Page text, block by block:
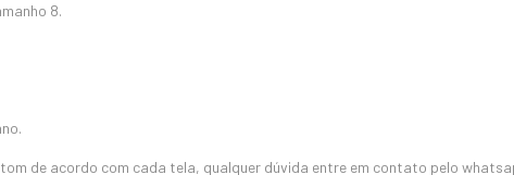
8.
de acordo com cada tela, qualquer dúvida entre em contato pelo